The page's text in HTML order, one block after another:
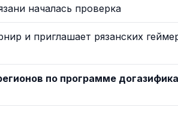
началась проверка
и приглашает рязанских
по программе